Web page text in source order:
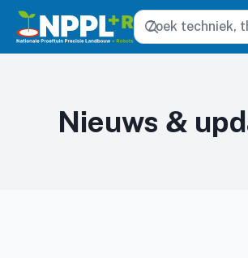
Zoeken
Nieuws &